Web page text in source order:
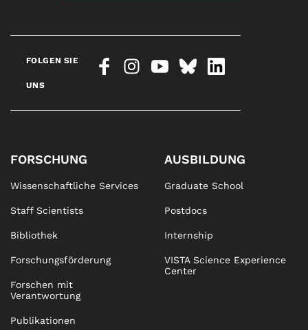
FOLGEN SIE
UNS
FORSCHUNG
Wissenschaftliche Services
Staff Scientists
Bibliothek
Forschungsförderung
Forschen mit
Verantwortung
Publikationen
AUSBILDUNG
Graduate School
Postdocs
Internship
VISTA Science Experience
Center